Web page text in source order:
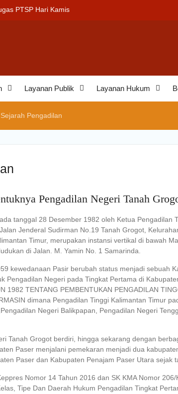
PTSP Hari Kamis
Layanan Publik Layanan Hukum
Sejarah Pengadilan
Pengadilan Negeri Tanah
tanggal 28 Desember 1982 oleh Ketua
Jenderal Sudirman No.19 Tanah Grogot,
Timur, merupakan instansi vertikal di bawah
di Jalan. M. Yamin No. 1 Samarinda.
kewedanaan Pasir berubah status menjadi sebuah
Pengadilan Negeri pada Tingkat Pertama di
1982 TENTANG PEMBENTUKAN PENGADILAN
dimana Pengadilan Tinggi Kalimantan Timur
Negeri Balikpapan, Pengadilan Negeri
Tanah Grogot berdiri, hingga sekarang dengan
Paser menjalani pemekaran menjadi dua
Paser dan Kabupaten Penajam Paser Utara sejak
Nomor 14 Tahun 2016 dan SK KMA Nomor
Tipe Dan Daerah Hukum Pengadilan Tingkat